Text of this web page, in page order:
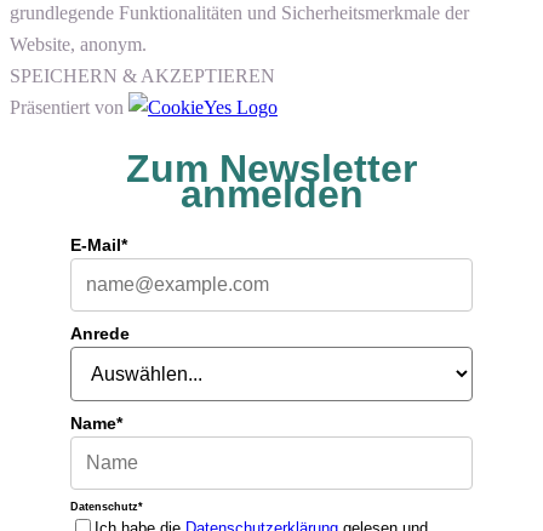
grundlegende Funktionalitäten und Sicherheitsmerkmale der
Website, anonym.
SPEICHERN & AKZEPTIEREN
Präsentiert von
Zum Newsletter
anmelden
E-Mail*
Anrede
Name*
Datenschutz*